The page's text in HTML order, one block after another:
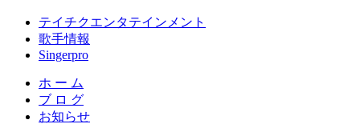
テイチクエンタテインメント
歌手情報
Singerpro
ホ ー ム
ブ ロ グ
お知らせ